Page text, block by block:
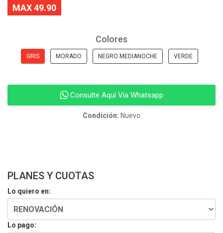
MAX 49.90
Colores
GRIS MORADO NEGRO MEDIANOCHE VERDE
Consulte Aquí Vía Whatsapp
Condición: Nuevo
PLANES Y CUOTAS
Lo quiero en:
Lo pago: